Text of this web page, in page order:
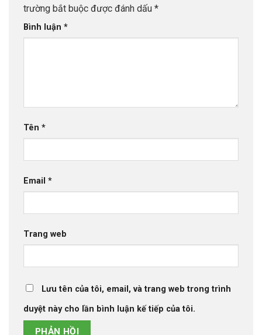
trường bắt buộc được đánh dấu *
Bình luận *
Tên *
Email *
Trang web
Lưu tên của tôi, email, và trang web trong trình
duyệt này cho lần bình luận kế tiếp của tôi.